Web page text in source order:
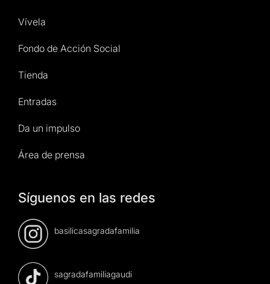
Vívela
Fondo de Acción Social
Tienda
Entradas
Da un impulso
Área de prensa
Síguenos en las redes
basilicasagradafamilia
sagradafamiliagaudi